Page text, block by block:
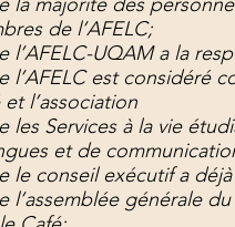
de l’AFELC;
l’AFELC-UQAM a la
l’AFELC est considéré
l’association
les Services à la vie
et de
le conseil exécutif a
l’assemblée générale